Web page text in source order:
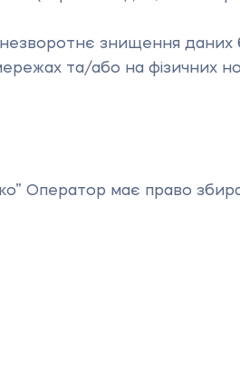
знищення даних
та/або на фізичних
Оператор має право